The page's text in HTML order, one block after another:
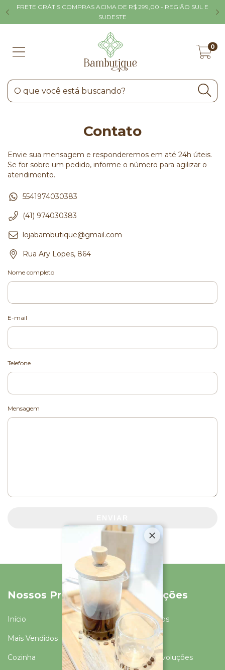
FRETE GRÁTIS COMPRAS ACIMA DE R$ 299,00 - REGIÃO SUL E
SUDESTE
0
Contato
Envie sua mensagem e responderemos em até 24h úteis.
Se for sobre um pedido, informe o número para agilizar o
atendimento.
5541974030383
(41) 974030383
lojabambutique@gmail.com
Rua Ary Lopes, 864
Nome completo
E-mail
Telefone
Mensagem
Nossos Produtos
Início
Mais Vendidos
Cozinha
Informações
Quem Somos
Contato
Trocas e Devoluções